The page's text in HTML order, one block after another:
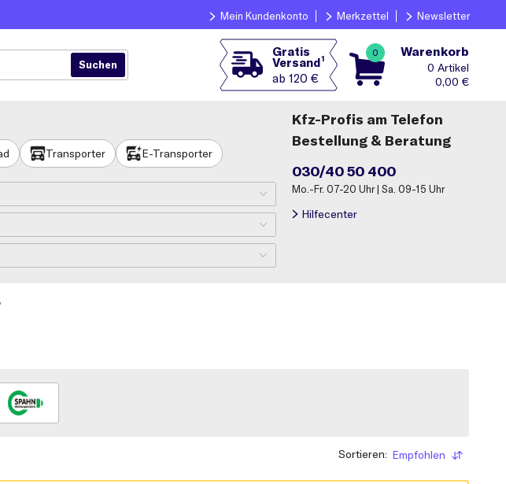
Mein Kundenkonto Merkzettel Newsletter
Gratis
Versand1
ab 120 €
0 Warenkorb
0
0,00 €
Transporter E-Transporter
Kfz-Profis am Telefon
Bestellung & Beratung
030/40 50 400
Mo.-Fr. 07-20 Uhr | Sa. 09-15 Uhr
Hilfecenter
Sortieren: Empfohlen
Sortieren